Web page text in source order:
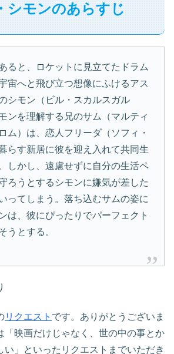
シモンのあらすじ
ると、ロケットに見立てたドラム
宙へと飛び立つ想像にふけるアス
シモン（ビル・スカルスガル
ンを理解する兄のサム（マルティ
ム）は、恋人フリーダ（ソフィ・
らす新居に彼を迎え入れて共同生
しかし、遠慮せずに自分の生活ペ
ろうとするシモンに嫌気が差した
ってしまう。落ち込むサムの姿に
は、彼にぴったりでパーフェクト
うとする。
リクエスト です。ありがとうございま
「映画だけじゃなく、世の中の事とか
い」といったリクエストまでいただき